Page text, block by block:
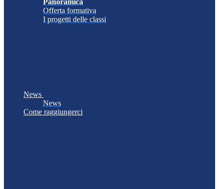
Panoramica
Offerta formativa
I progetti delle classi
News
News
Come raggiungerci